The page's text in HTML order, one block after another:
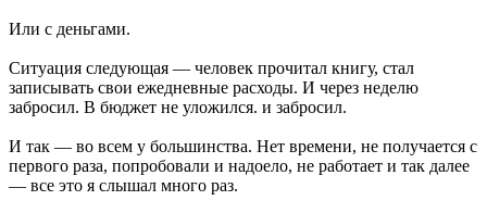
Или с деньгами.
Ситуация следующая — человек прочитал книгу, стал
записывать свои ежедневные расходы. И через неделю
забросил. В бюджет не уложился. и забросил.
И так — во всем у большинства. Нет времени, не получается с
первого раза, попробовали и надоело, не работает и так далее
— все это я слышал много раз.